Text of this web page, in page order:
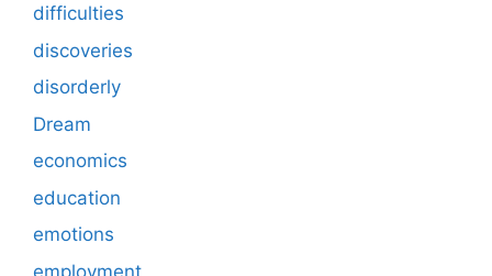
difficulties
discoveries
disorderly
Dream
economics
education
emotions
employment